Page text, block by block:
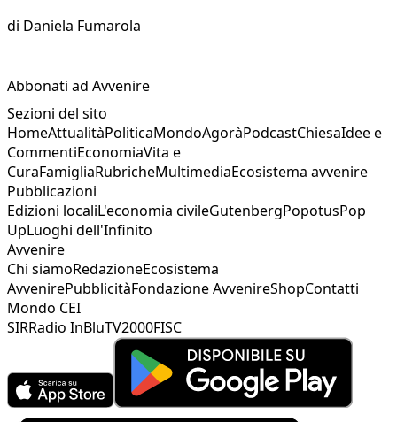
di Daniela Fumarola
Abbonati ad Avvenire
Sezioni del sito
HomeAttualitàPoliticaMondoAgoràPodcastChiesaIdee e
CommentiEconomiaVita e
CuraFamigliaRubricheMultimediaEcosistema avvenire
Pubblicazioni
Edizioni localiL'economia civileGutenbergPopotusPop
UpLuoghi dell'Infinito
Avvenire
Chi siamoRedazioneEcosistema
AvvenirePubblicitàFondazione AvvenireShopContatti
Mondo CEI
SIRRadio InBluTV2000FISC